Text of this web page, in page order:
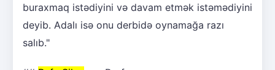
buraxmaq istədiyini və davam etmək istəmədiyini
deyib. Adalı isə onu derbidə oynamağa razı
salıb."